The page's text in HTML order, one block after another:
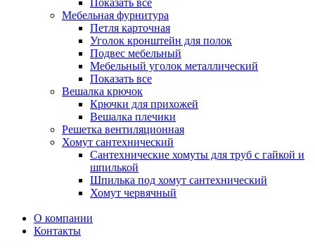
Мебельная фурнитура
Петля карточная
Уголок кронштейн для полок
Подвес мебельный
Мебельный уголок металлический
Показать все
Вешалка крючок
Крючки для прихожей
Вешалка плечики
Решетка вентиляционная
Хомут сантехнический
Сантехнические хомуты для труб с гайкой и
шпилькой
Шпилька под хомут сантехнический
Хомут червячный
О компании
Контакты